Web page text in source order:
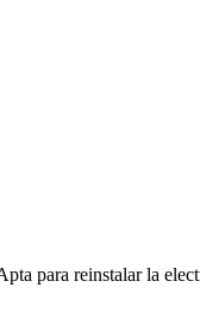
para reinstalar la